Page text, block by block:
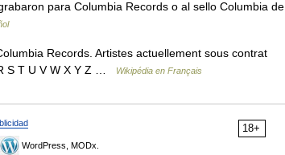
para Columbia Records o al sello Columbia de
Records. Artistes actuellement sous contrat
S T U V W X Y Z …
Wikipédia en Français
18+
WordPress, MODx.